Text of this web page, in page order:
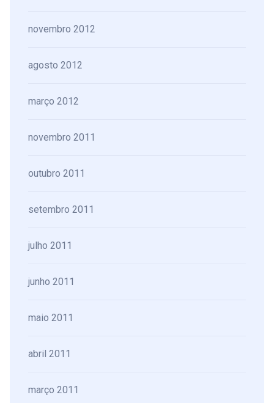
novembro 2012
agosto 2012
março 2012
novembro 2011
outubro 2011
setembro 2011
julho 2011
junho 2011
maio 2011
abril 2011
março 2011